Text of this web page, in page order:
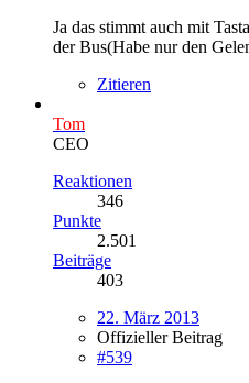
Ja das stimmt auch mit
der Bus(Habe nur den
Zitieren
Tom
CEO
Reaktionen
346
Punkte
2.501
Beiträge
403
22. März 2013
Offizieller Beitrag
#539